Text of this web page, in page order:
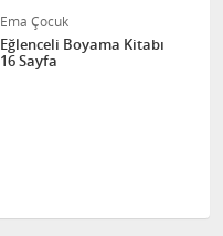
Ema Çocuk
Eğlenceli Boyama Kitabı
16 Sayfa